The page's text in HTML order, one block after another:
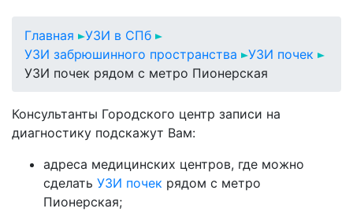
Главная
УЗИ в СПб
УЗИ забрюшинного пространства
УЗИ почек
УЗИ почек рядом с метро Пионерская
Консультанты Городского центр записи на
диагностику подскажут Вам:
адреса медицинских центров, где можно
сделать УЗИ почек рядом с метро
Пионерская;